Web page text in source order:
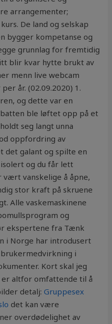
arrangementer;
De land og selskap
bygger kompetanse og
grunnlag for fremtidig
blir kvar hytte brukt av
menn live webcam
år. (02.09.2020) 1.
og dette var en
ble løftet opp på et
seg langt unna
oppfordring av
det galant og spilte en
og du får lett
vanskelige å åpne,
stor kraft på skruene
Alle vaskemaskinene
og
ekspertene fra Tænk
i Norge har introdusert
i
Kort skal jeg
altfor omfattende til å
detalj:Gruppesex
det kan være
overdødelighet av